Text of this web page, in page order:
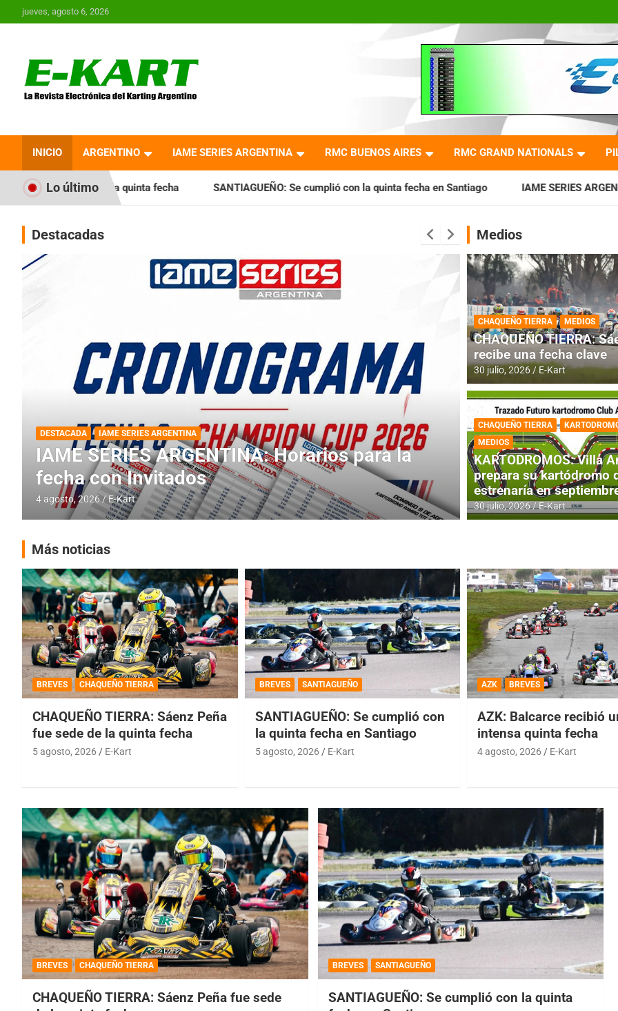
Saltar
al
jueves, agosto 6, 2026
Revista Electrónica del
Karting en Argentina
INICIO ARGENTINO IAME SERIES ARGENTINA RMC BUENOS AIRES RMC GRAND NATIONALS
Lo último
la quinta fecha SANTIAGUEÑO: Se cumplió con la quinta fecha en Santiago IAME SERIES ARGENTINA: Horarios para
Destacadas
DESTACADA INFORME CENTRAL RMC BUENOS AIRES
RMC BUENOS AIRES: Cerró una jornada
histórica en Baradero
4 agosto, 2026 E-Kart
DESTACADA IAME SERIES
IAME SERIES
fecha con
4 agosto, 2026 E-Kart
Medios
CHAQUEÑO TIERRA MEDIOS
CHAQUEÑO TIERRA:
recibe una fecha clave
30 julio, 2026 E-Kart
CHAQUEÑO TIERRA
MEDIOS
KARTODROMOS: Villa
prepara su kartódromo
estrenaría en
30 julio, 2026 E-Kart
Más noticias
BREVES CHAQUEÑO TIERRA
CHAQUEÑO TIERRA: Sáenz Peña
fue sede de la quinta fecha
5 agosto, 2026 E-Kart
BREVES SANTIAGUEÑO
SANTIAGUEÑO: Se cumplió con
la quinta fecha en Santiago
5 agosto, 2026 E-Kart
AZK BREVES
AZK: Balcarce recibió
intensa quinta fecha
4 agosto, 2026 E-Kart
BREVES CHAQUEÑO TIERRA
CHAQUEÑO TIERRA: Sáenz Peña fue sede
BREVES SANTIAGUEÑO
SANTIAGUEÑO: Se cumplió con la quinta